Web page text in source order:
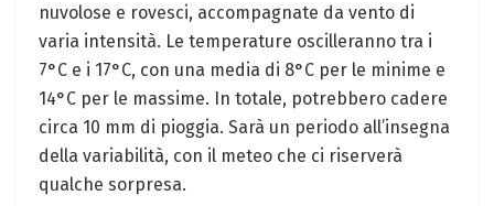
nuvolose e rovesci, accompagnate‌ da vento di‍
varia⁣ intensità. Le temperature oscilleranno tra​ i
7°C e i 17°C, con una media di 8°C per le minime e
14°C per le massime. In‌ totale, potrebbero cadere
circa‍ 10 mm di pioggia. Sarà un periodo all’insegna
della variabilità, con il meteo che ci riserverà
qualche ⁢sorpresa.